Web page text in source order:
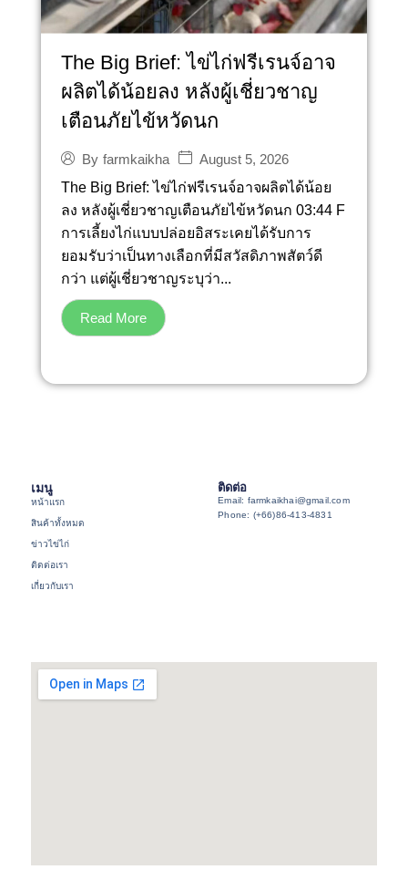
The Big Brief: ไข่ไก่ฟรีเรนจ์อาจ
ผลิตได้น้อยลง หลังผู้เชี่ยวชาญ
เตือนภัยไข้หวัดนก
By farmkaikha
August 5, 2026
The Big Brief: ไข่ไก่ฟรีเรนจ์อาจผลิตได้น้อย
ลง หลังผู้เชี่ยวชาญเตือนภัยไข้หวัดนก 03:44 F
การเลี้ยงไก่แบบปล่อยอิสระเคยได้รับการ
ยอมรับว่าเป็นทางเลือกที่มีสวัสดิภาพสัตว์ดี
กว่า แต่ผู้เชี่ยวชาญระบุว่า...
Read More
เมนู
หน้าแรก
สินค้าทั้งหมด
ข่าวไข่ไก่
ติดต่อเรา
เกี่ยวกับเรา
ติดต่อ
Email: farmkaikhai@gmail.com
Phone: (+66)86-413-4831